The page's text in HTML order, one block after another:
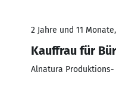
2 Jahre und 11
Kauffrau für
Alnatura